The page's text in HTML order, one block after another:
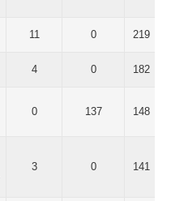
11 0 219
4 0 182
0 137 148
3 0 141